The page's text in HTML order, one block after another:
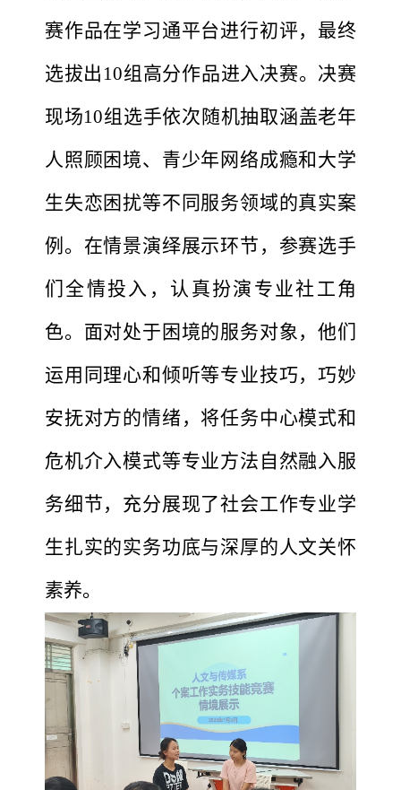
赛作品在学习通平台进行初评，最终
选拔出10组高分作品进入决赛。决赛
现场10组选手依次随机抽取涵盖老年
人照顾困境、青少年网络成瘾和大学
生失恋困扰等不同服务领域的真实案
例。在情景演绎展示环节，参赛选手
们全情投入，认真扮演专业社工角
色。面对处于困境的服务对象，他们
运用同理心和倾听等专业技巧，巧妙
安抚对方的情绪，将任务中心模式和
危机介入模式等专业方法自然融入服
务细节，充分展现了社会工作专业学
生扎实的实务功底与深厚的人文关怀
素养。